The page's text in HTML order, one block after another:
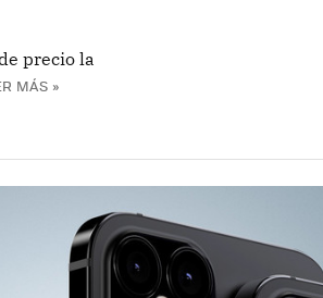
precio la
MÁS »